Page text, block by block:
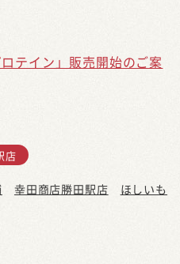
テイン」販売開始のご案
店
幸田商店勝田駅店 ほしいも